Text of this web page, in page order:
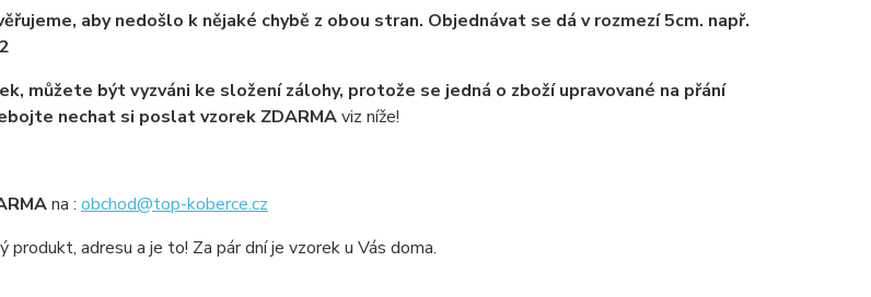
aby nedošlo k nějaké chybě z obou stran. Objednávat se dá v rozmezí 5cm. např.
můžete být vyzváni ke složení zálohy, protože se jedná o zboží upravované na přání
nechat si poslat vzorek ZDARMAviz níže!
na : obchod@top-koberce.cz
produkt, adresu a je to! Za pár dní je vzorek u Vás doma.